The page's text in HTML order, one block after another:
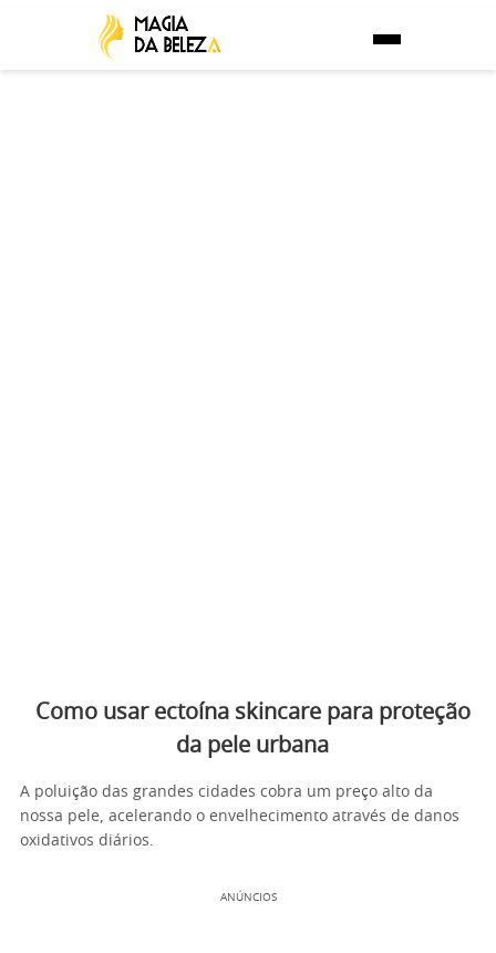
Como usar ectoína skincare para proteção
da pele urbana
A poluição das grandes cidades cobra um preço alto da
nossa pele, acelerando o envelhecimento através de danos
oxidativos diários.
ANÚNCIOS